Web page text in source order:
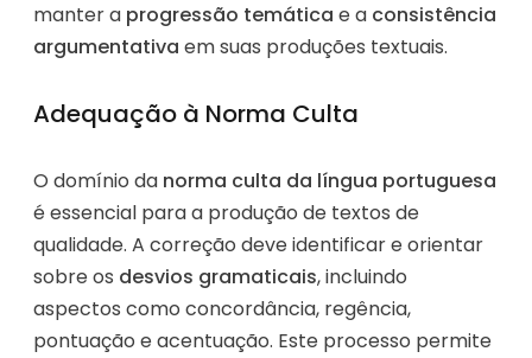
manter a progressão temática e a consistência
argumentativa em suas produções textuais.
Adequação à Norma Culta
O domínio da norma culta da língua portuguesa
é essencial para a produção de textos de
qualidade. A correção deve identificar e orientar
sobre os desvios gramaticais, incluindo
aspectos como concordância, regência,
pontuação e acentuação. Este processo permite